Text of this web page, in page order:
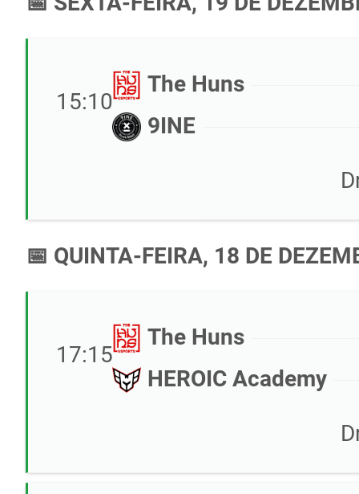
15:10
The Huns
9INE
📅 QUINTA-FEIRA, 18 DE
17:15
The Huns
HEROIC Academy